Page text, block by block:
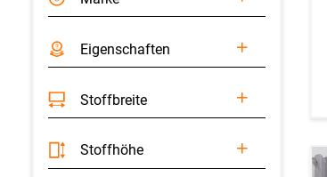
Eigenschaften
Stoffbreite
Stoffhöhe